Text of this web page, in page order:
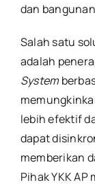
dan
Salah satu
adalah
System
lebih efektif
dapat
memberikan
Pihak YKK